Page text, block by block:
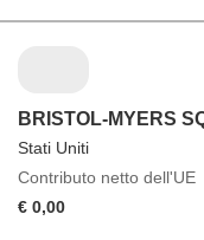
BRISTOL-MYERS
Stati Uniti
Contributo netto dell'UE
€ 0,00